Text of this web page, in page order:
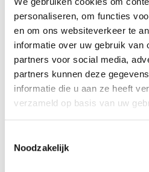
personaliseren, om functies
en om ons websiteverkeer te
informatie over uw gebruik van
partners voor social media,
partners kunnen deze
informatie die u aan ze heeft
verzameld op basis van uw
Noodzakelijk
E-mailadres
Ik kom naar de ALV met: